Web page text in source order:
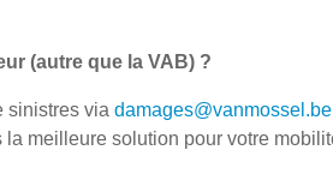
(autre que la VAB) ?
sinistres via damages@vanmossel.be
meilleure solution pour votre